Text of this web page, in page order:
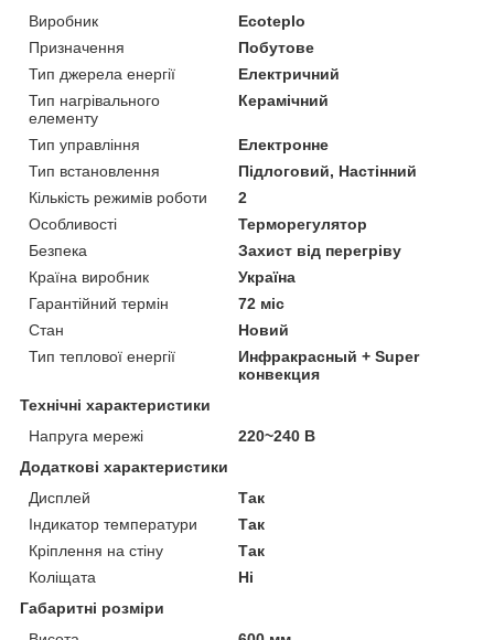
Виробник
Ecoteplo
Призначення
Побутове
Тип джерела енергії
Електричний
Тип нагрівального
елементу
Керамічний
Тип управління
Електронне
Тип встановлення
Підлоговий, Настінний
Кількість режимів роботи
2
Особливості
Терморегулятор
Безпека
Захист від перегріву
Країна виробник
Україна
Гарантійний термін
72 міс
Стан
Новий
Тип теплової енергії
Инфракрасный + Super
конвекция
Технічні характеристики
Напруга мережі
220~240 В
Додаткові характеристики
Дисплей
Так
Індикатор температури
Так
Кріплення на стіну
Так
Коліщата
Ні
Габаритні розміри